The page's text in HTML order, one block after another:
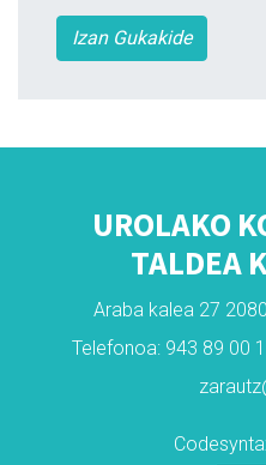
Izan Gukakide
UROLAKO
TALDEA
Araba kalea 27
Telefonoa: 943 89 00